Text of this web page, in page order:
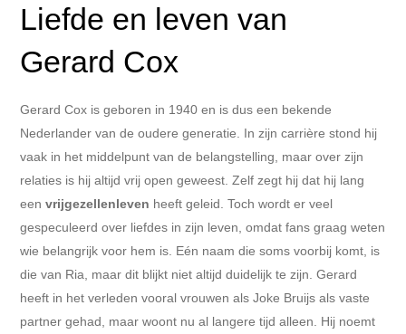
Liefde en leven van
Gerard Cox
Gerard Cox is geboren in 1940 en is dus een bekende
Nederlander van de oudere generatie. In zijn carrière stond hij
vaak in het middelpunt van de belangstelling, maar over zijn
relaties is hij altijd vrij open geweest. Zelf zegt hij dat hij lang
eenvrijgezellenleven heeft geleid. Toch wordt er veel
gespeculeerd over liefdes in zijn leven, omdat fans graag weten
wie belangrijk voor hem is. Eén naam die soms voorbij komt, is
die van Ria, maar dit blijkt niet altijd duidelijk te zijn. Gerard
heeft in het verleden vooral vrouwen als Joke Bruijs als vaste
partner gehad, maar woont nu al langere tijd alleen. Hij noemt